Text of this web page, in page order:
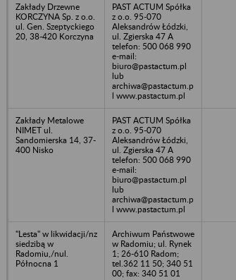
Zakłady Drzewne
KORCZYNA Sp. z o.o.
ul. Gen. Szeptyckiego
20, 38-420 Korczyna
PAST ACTUM Spółka
z o.o. 95-070
Aleksandrów Łódzki,
ul. Zgierska 47 A
telefon: 500 068 990
e-mail:
biuro@pastactum.pl
lub
archiwa@pastactum.p
l www.pastactum.pl
Zakłady Metalowe
NIMET ul.
Sandomierska 14, 37-
400 Nisko
PAST ACTUM Spółka
z o.o. 95-070
Aleksandrów Łódzki,
ul. Zgierska 47 A
telefon: 500 068 990
e-mail:
biuro@pastactum.pl
lub
archiwa@pastactum.p
l www.pastactum.pl
"Lesta" w likwidacji/nz
siedzibą w
Radomiu,/nul.
Północna 1
Archiwum Państwowe
w Radomiu; ul. Rynek
1; 26-610 Radom;
tel.362 11 50; 340 51
00; fax: 340 51 01